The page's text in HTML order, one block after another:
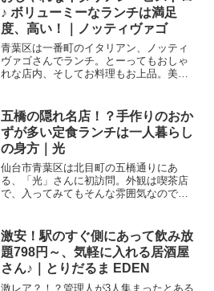
♪ ボリューミーなランチは満足
度、高い！｜ノッティヴァゴ
青葉区は一番町のイタリアン、ノッティ
ヴァゴさんでランチ。とーってもおしゃ
れな店内、そしてお料理もお上品。美味
アンとある週末。この週は川崎には行か
ずに、仙台に居残りの土...
五橋の隠れ名店！？手作りのおか
ずが多い定食ランチは一人暮らし
の身方｜光
仙台市青葉区は北目町の五橋通りにあ
る、「光」さんに初訪問。外観は喫茶店
で、入ってみてもそんな雰囲気なのです
ワ～。五橋通りの喫茶店？五橋通りにず
ーっと気になっているお店が...
激安！駅のすぐ側にあって飲み放
題798円～、気軽に入れる居酒屋
さん♪｜とりだるま EDEN
激レア？！？管理人が3人集まったとある